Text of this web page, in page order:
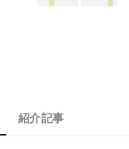
紹介記事